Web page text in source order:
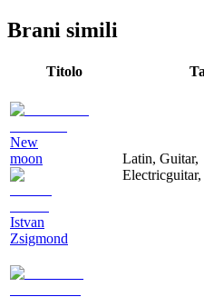
Brani simili
Titolo
New
moon
Istvan
Zsigmond
Latin, Guitar,